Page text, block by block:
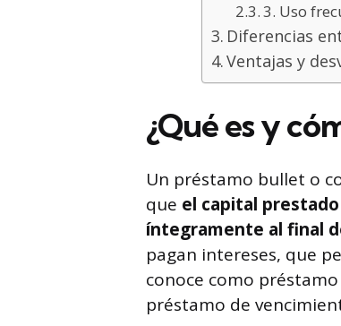
3. Uso
Diferencias
Ventajas y
¿Qué es y
Un préstamo bullet o
que el capital
íntegramente al final
pagan intereses, que
conoce como
préstamo de